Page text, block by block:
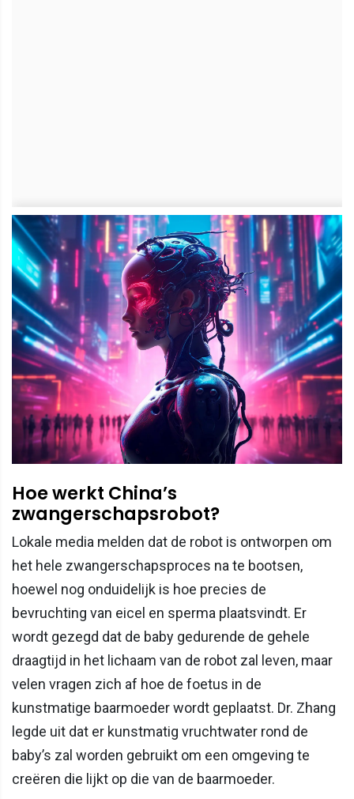
Hoe werkt China’s
zwangerschapsrobot?
Lokale media melden dat de robot is ontworpen om
het hele zwangerschapsproces na te bootsen,
hoewel nog onduidelijk is hoe precies de
bevruchting van eicel en sperma plaatsvindt. Er
wordt gezegd dat de baby gedurende de gehele
draagtijd in het lichaam van de robot zal leven, maar
velen vragen zich af hoe de foetus in de
kunstmatige baarmoeder wordt geplaatst. Dr. Zhang
legde uit dat er kunstmatig vruchtwater rond de
baby’s zal worden gebruikt om een omgeving te
creëren die lijkt op die van de baarmoeder.